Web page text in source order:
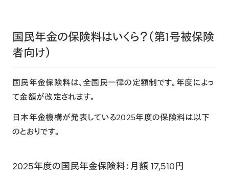
国民年金の保険料はいくら？（第1号被保険
者向け）
国民年金保険料は、全国民一律の定額制です。年度によっ
て金額が改定されます。
日本年金機構が発表している2025年度の保険料は以下
のとおりです。
2025年度の国民年金保険料：月額 17,510円